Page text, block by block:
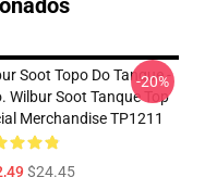
Soot Topo Do Tanque -
Wilbur Soot Tanque Top
Merchandise TP1211
$24.45
-20%